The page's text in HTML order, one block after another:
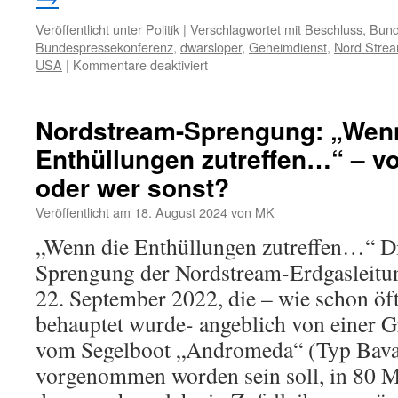
Veröffentlicht unter Politik | Verschlagwortet mit Beschluss,
Bundespressekonferenz, dwarsloper, Geheimdienst, Nord
USA | Kommentare deaktiviertfür
Stream
Pipeline:
Rückblick
und
Aktuelles
von
der
Bundespressekonferenz
Nordstream-Sprengung:
Enthüllungen zutreffen…“ –
oder wer sonst?
Veröffentlicht am 18. August 2024von MK
„Wenn die Enthüllungen zutreffen…“
Sprengung der Nordstream-
22. September 2022, die – wie schon
behauptet wurde- angeblich von einer
vom Segelboot „Andromeda“ (Typ
vorgenommen worden sein soll, in 80